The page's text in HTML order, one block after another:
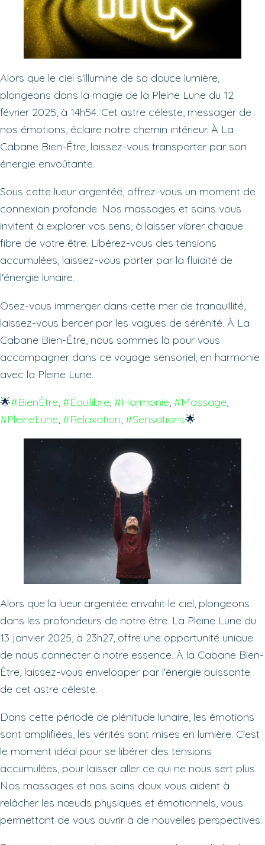
Alors que le ciel s'illumine de sa douce lumière,
plongeons dans la magie de la Pleine Lune du 12
février 2025, à 14h54. Cet astre céleste, messager de
nos émotions, éclaire notre chemin intérieur. À La
Cabane Bien-Être, laissez-vous transporter par son
énergie envoûtante.
Sous cette lueur argentée, offrez-vous un moment de
connexion profonde. Nos massages et soins vous
invitent à explorer vos sens, à laisser vibrer chaque
fibre de votre être. Libérez-vous des tensions
accumulées, laissez-vous porter par la fluidité de
l'énergie lunaire.
Osez-vous immerger dans cette mer de tranquillité,
laissez-vous bercer par les vagues de sérénité. À La
Cabane Bien-Être, nous sommes là pour vous
accompagner dans ce voyage sensoriel, en harmonie
avec la Pleine Lune.
🌟#BienÊtre, #Équilibre, #Harmonie, #Massage
#PleineLune, #Relaxation, #Sensations🌟
Alors que la lueur argentée envahit le ciel, plongeons
dans les profondeurs de notre être. La Pleine Lune du
13 janvier 2025, à 23h27, offre une opportunité unique
de nous connecter à notre essence. À la Cabane Bien-
Être, laissez-vous envelopper par l'énergie puissante
de cet astre céleste.
Dans cette période de plénitude lunaire, les émotions
sont amplifiées, les vérités sont mises en lumière. C'est
le moment idéal pour se libérer des tensions
accumulées, pour laisser aller ce qui ne nous sert plus.
Nos massages et nos soins doux vous aident à
relâcher les nœuds physiques et émotionnels, vous
permettant de vous ouvrir à de nouvelles perspectives.